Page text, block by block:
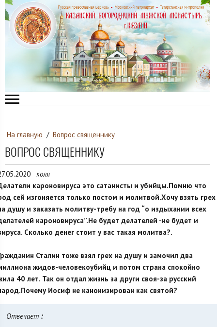
На главную / Вопрос священнику
ВОПРОС СВЯЩЕННИКУ
коля
кароновируса это сатанисты и убийцы.Помню что
сей изгоняется только постом и молитвой.Хочу взять грех
душу и заказать молитву-требу на год “о издыхании всех
кароновируса”.Не будет делателей -не будет и
Сколько денег стоит у вас такая молитва?.
Сталин тоже взял грех на душу и замочил два
жидов-человекоубийц и потом страна спокойно
40 лет. Так он отдал жизнь за други своя-за русский
Иосиф не канонизирован как святой?
Отвечает :